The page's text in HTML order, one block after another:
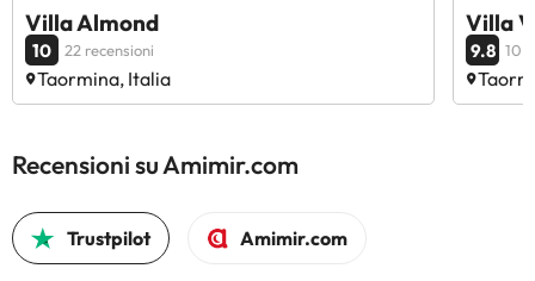
Villa Almond
10 22 recensioni
Taormina, Italia
Villa
9.8 10
Recensioni su Amimir.com
Trustpilot Amimir.com